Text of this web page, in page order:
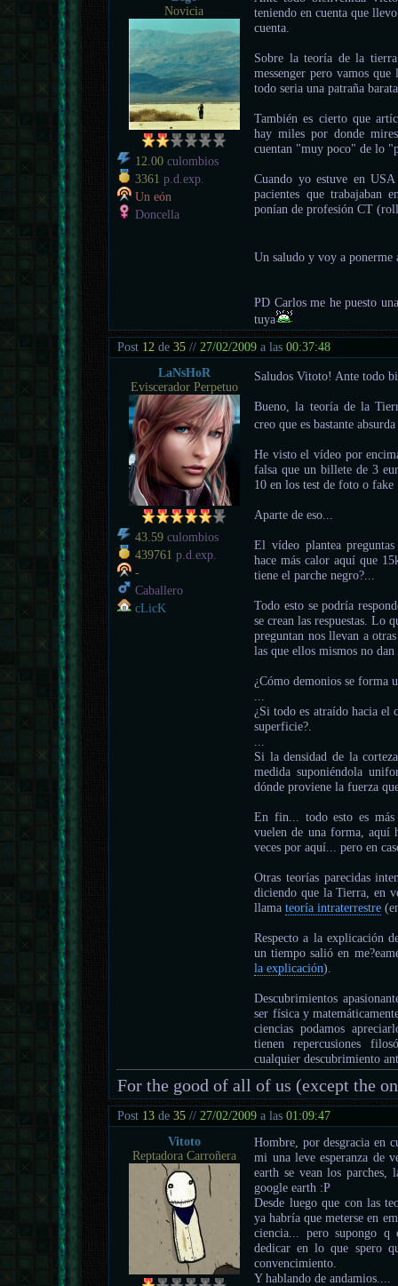
Novicia
12.00 culombios
3361 p.d.exp.
Un eón
Doncella
teniendo en cuenta que
cuenta.
Sobre la teoría de la
messenger pero vamos
todo seria una patraña
También es cierto que
hay miles por donde
cuentan "muy poco" de lo
Cuando yo estuve en
pacientes que trabajaban
ponían de profesión CT
Un saludo y voy a
PD Carlos me he puesto
tuya
Post 12 de35 // 27/02/2009 a las00:37:48
LaNsHoR
Eviscerador Perpetuo
43.59 culombios
439761 p.d.exp.
-
Caballero
cLicK
Saludos Vitoto! Ante todo
Bueno, la teoría de la
creo que es bastante
He visto el vídeo por
falsa que un billete de 3
10 en los test de foto o fake
Aparte de eso...
El vídeo plantea
hace más calor aquí que
tiene el parche negro?...
Todo esto se podría
se crean las respuestas. Lo
preguntan nos llevan a
las que ellos mismos no dan
¿Cómo demonios se forma
¿Si todo es atraído hacia el
superficie?.
Si la densidad de la
medida suponiéndola
dónde proviene la fuerza
En fin... todo esto es
vuelen de una forma, aquí
veces por aquí... pero en
Otras teorías parecidas
diciendo que la Tierra, en
llamateoría intraterrestre
Respecto a la explicación
un tiempo salió en
la explicación).
Descubrimientos
ser física y
ciencias podamos
tienen repercusiones
cualquier descubrimiento
For the good of all of us (except the
Post 13 de35 // 27/02/2009 a las01:09:47
Vitoto
Reptadora Carroñera
Hombre, por desgracia en
mi una leve esperanza de
earth se vean los parches,
google earth :P
Desde luego que con las
ya habría que meterse en
ciencia... pero supongo q
dedicar en lo que spero
convencimiento.
Y hablando de andamios....